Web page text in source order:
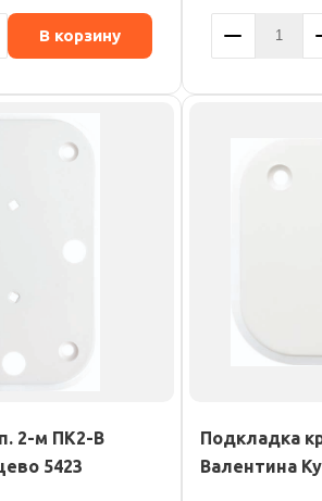
В корзину
2-м ПК2-В
5423
Подкладка
Валентина